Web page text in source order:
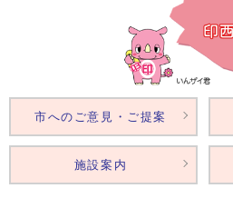
市へのご意見・ご提案
施設案内